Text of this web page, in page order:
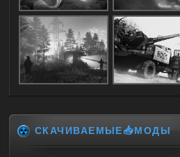
Dead Air: Refined
09:03
Stalker-Mods-Clan-su
Доступно только для пользователей
Объединенный Пак 2 + OGSR +
STCoP WP 3.4
СКАЧИВАЕМЫЕ📥МОДЫ